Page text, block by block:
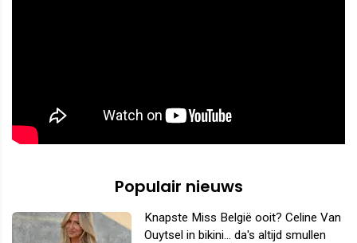
Populair nieuws
Knapste Miss België ooit? Celine Van
Ouytsel in bikini... da's altijd smullen